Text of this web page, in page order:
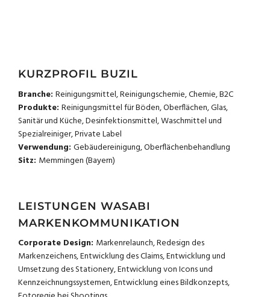
KURZPROFIL BUZIL
Branche: Reinigungsmittel, Reinigungschemie, Chemie, B2C
Produkte: Reinigungsmittel für Böden, Oberflächen, Glas,
Sanitär und Küche, Desinfektionsmittel, Waschmittel und
Spezialreiniger, Private Label
Verwendung: Gebäudereinigung, Oberflächenbehandlung
Sitz: Memmingen (Bayern)
LEISTUNGEN WASABI
MARKENKOMMUNIKATION
Corporate Design: Markenrelaunch, Redesign des
Markenzeichens, Entwicklung des Claims, Entwicklung und
Umsetzung des Stationery, Entwicklung von Icons und
Kennzeichnungssystemen, Entwicklung eines Bildkonzepts,